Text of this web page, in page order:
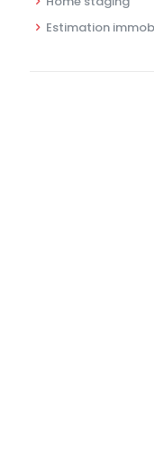
Estimation